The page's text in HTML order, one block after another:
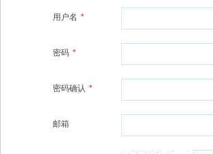
用户名 *
密码 *
密码确认 *
邮箱